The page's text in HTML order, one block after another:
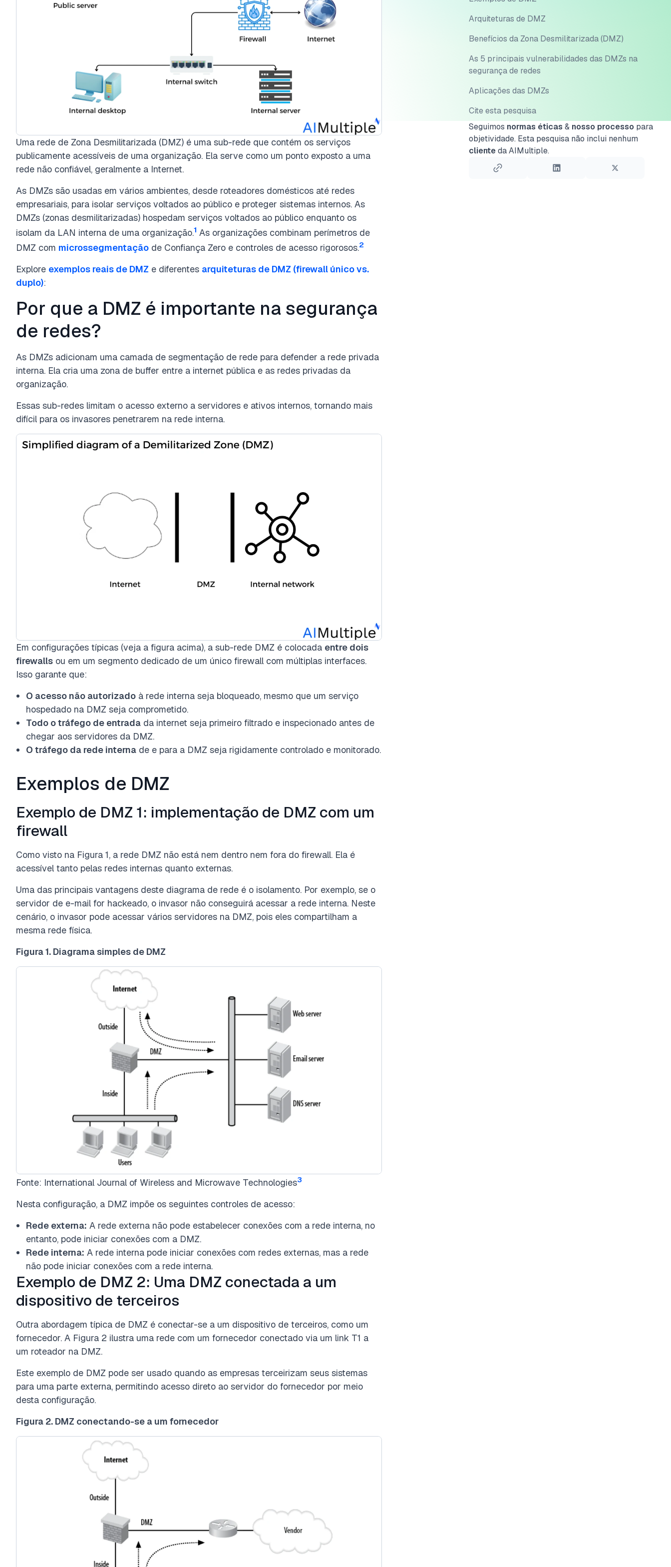
Uma rede de Zona Desmilitarizada (DMZ) é uma sub-rede que contém os serviços
publicamente acessíveis de uma organização. Ela serve como um ponto exposto a uma
rede não confiável, geralmente a Internet.
As DMZs são usadas em vários ambientes, desde roteadores domésticos até redes
empresariais, para isolar serviços voltados ao público e proteger sistemas internos. As
DMZs (zonas desmilitarizadas) hospedam serviços voltados ao público enquanto os
isolam da LAN interna de uma organização.1 As organizações combinam perímetros de
DMZ com microssegmentação de Confiança Zero e controles de acesso rigorosos.2
Explore exemplos reais de DMZ e diferentes arquiteturas de DMZ (firewall único vs.
duplo):
Por que a DMZ é importante na segurança
de redes?
As DMZs adicionam uma camada de segmentação de rede para defender a rede privada
interna. Ela cria uma zona de buffer entre a internet pública e as redes privadas da
organização.
Essas sub-redes limitam o acesso externo a servidores e ativos internos, tornando mais
difícil para os invasores penetrarem na rede interna.
Em configurações típicas (veja a figura acima), a sub-rede DMZ é colocada entre dois
firewalls ou em um segmento dedicado de um único firewall com múltiplas interfaces.
Isso garante que:
O acesso não autorizado à rede interna seja bloqueado, mesmo que um serviço
hospedado na DMZ seja comprometido.
Todo o tráfego de entrada da internet seja primeiro filtrado e inspecionado antes de
chegar aos servidores da DMZ.
O tráfego da rede interna de e para a DMZ seja rigidamente controlado e monitorado.
Exemplos de DMZ
Exemplo de DMZ 1: implementação de DMZ com um
firewall
Como visto na Figura 1, a rede DMZ não está nem dentro nem fora do firewall. Ela é
acessível tanto pelas redes internas quanto externas.
Uma das principais vantagens deste diagrama de rede é o isolamento. Por exemplo, se o
servidor de e-mail for hackeado, o invasor não conseguirá acessar a rede interna. Neste
cenário, o invasor pode acessar vários servidores na DMZ, pois eles compartilham a
mesma rede física.
Figura 1. Diagrama simples de DMZ
Fonte: International Journal of Wireless and Microwave Technologies3
Nesta configuração, a DMZ impõe os seguintes controles de acesso:
Rede externa: A rede externa não pode estabelecer conexões com a rede interna, no
entanto, pode iniciar conexões com a DMZ.
Rede interna: A rede interna pode iniciar conexões com redes externas, mas a rede
não pode iniciar conexões com a rede interna.
Exemplo de DMZ 2: Uma DMZ conectada a um
dispositivo de terceiros
Outra abordagem típica de DMZ é conectar-se a um dispositivo de terceiros, como um
fornecedor. A Figura 2 ilustra uma rede com um fornecedor conectado via um link T1 a
um roteador na DMZ.
Este exemplo de DMZ pode ser usado quando as empresas terceirizam seus sistemas
para uma parte externa, permitindo acesso direto ao servidor do fornecedor por meio
desta configuração.
Figura 2. DMZ conectando-se a um fornecedor
Arquiteturas de DMZ
Benefícios da Zona Desmilitarizada (DMZ)
As 5 principais vulnerabilidades das DMZs na
segurança de redes
Aplicações das DMZs
Cite esta pesquisa
Seguimos normas éticas & nosso processo para
objetividade. Esta pesquisa não inclui nenhum
cliente da AIMultiple.